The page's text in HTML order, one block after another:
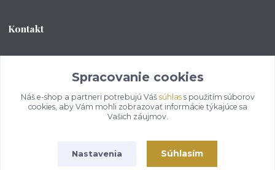
Kontakt
od 8:00 - do 16:00 hod
info@kotlikovesupravy.sk
Spracovanie cookies
Náš e-shop a partneri potrebujú Váš súhlass použitím súborov
cookies, aby Vám mohli zobrazovať informácie týkajúce sa
Vašich záujmov.
Nastavenia Súhlasím